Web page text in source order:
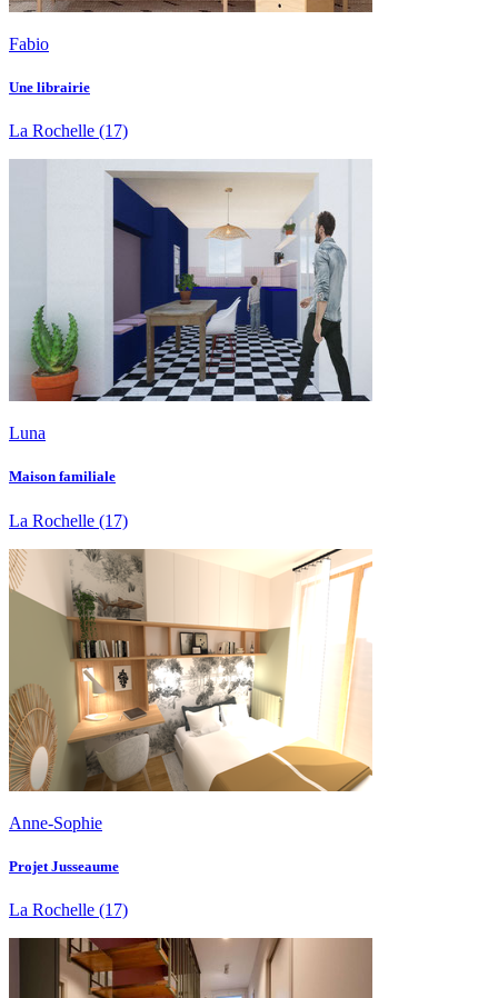
Fabio
Une librairie
La Rochelle (17)
Luna
Maison familiale
La Rochelle (17)
Anne-Sophie
Projet Jusseaume
La Rochelle (17)